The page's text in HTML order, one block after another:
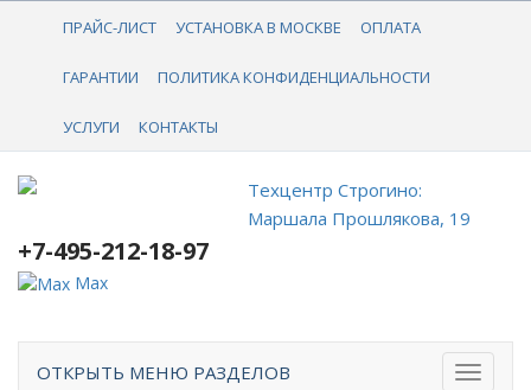
+7-495-212-18-97
ПРАЙС-ЛИСТ УСТАНОВКА В МОСКВЕ ОПЛАТА
ГАРАНТИИ ПОЛИТИКА КОНФИДЕНЦИАЛЬНОСТИ
УСЛУГИ КОНТАКТЫ
Техцентр Строгино:
Маршала Прошлякова, 19
+7-495-212-18-97
Max
ОТКРЫТЬ МЕНЮ РАЗДЕЛОВ